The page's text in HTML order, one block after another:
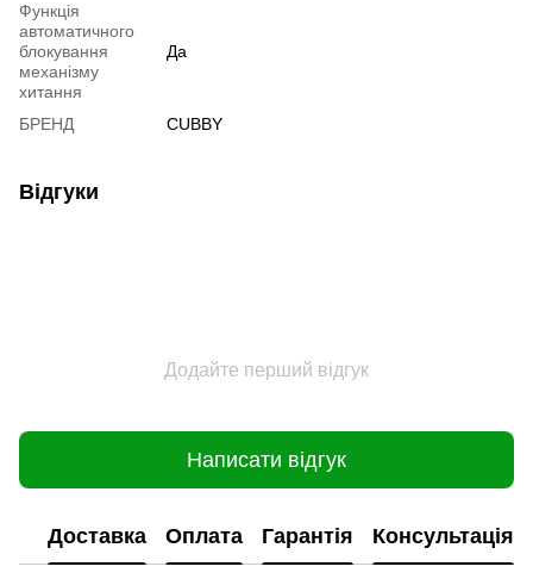
Функція
автоматичного
блокування
механізму
хитання
Да
БРЕНД CUBBY
Відгуки
Додайте перший відгук
Написати відгук
Доставка Оплата Гарантія Консультація